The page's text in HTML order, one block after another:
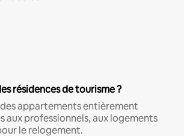
résidences de tourisme ?
appartements entièrement
aux professionnels, aux logements
le relogement.